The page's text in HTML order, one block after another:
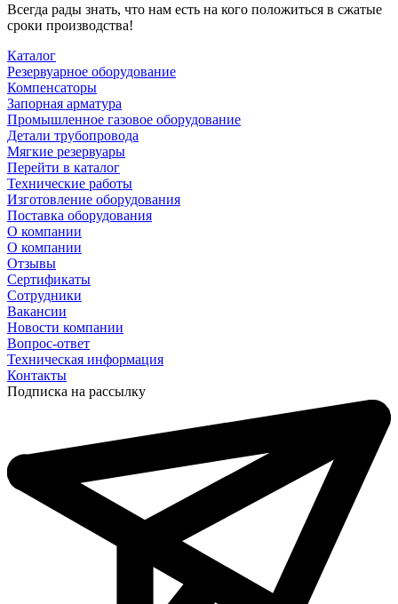
Всегда рады знать, что нам есть на кого положиться в сжатые
сроки производства!
Каталог
Резервуарное оборудование
Компенсаторы
Запорная арматура
Промышленное газовое оборудование
Детали трубопровода
Мягкие резервуары
Перейти в каталог
Технические работы
Изготовление оборудования
Поставка оборудования
О компании
О компании
Отзывы
Сертификаты
Сотрудники
Вакансии
Новости компании
Вопрос-ответ
Техническая информация
Контакты
Подписка на рассылку